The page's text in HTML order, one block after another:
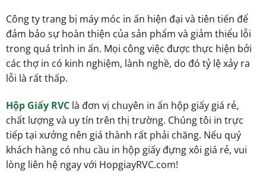
Công ty trang bị máy móc in ấn hiện đại và tiên tiến để
đảm bảo sự hoàn thiện của sản phẩm và giảm thiểu lỗi
trong quá trình in ấn. Mọi công việc được thực hiện bởi
các thợ in có kinh nghiệm, lành nghề, do đó tỷ lệ xảy ra
lỗi là rất thấp.
Hộp Giấy RVClà đơn vị chuyên in ấn hộp giấy giá rẻ,
chất lượng và uy tín trên thị trường. Chúng tôi in trực
tiếp tại xưởng nên giá thành rất phải chăng. Nếu quý
khách hàng có nhu cầu in hộp giấy đựng xôi giá rẻ, vui
lòng liên hệ ngay với HopgiayRVC.com!